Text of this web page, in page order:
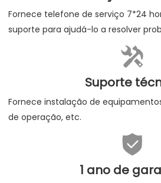
Fornece telefone de serviço 7*24
suporte para ajudá-lo a resolver

Suporte
Fornece instalação de
de operação, etc.

1 ano de